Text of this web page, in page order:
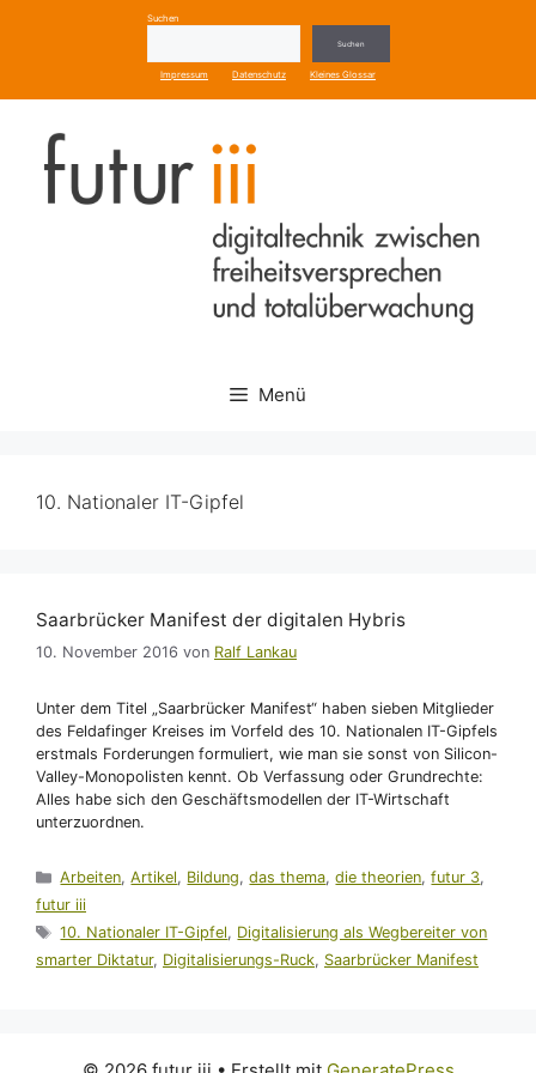
Suchen
Suchen
Impressum Datenschutz Kleines Glossar
Menü
10. Nationaler IT-Gipfel
Saarbrücker Manifest der digitalen Hybris
10. November 2016 von Ralf Lankau
Unter dem Titel „Saarbrücker Manifest“ haben sieben Mitglieder
des Feldafinger Kreises im Vorfeld des 10. Nationalen IT-Gipfels
erstmals Forderungen formuliert, wie man sie sonst von Silicon-
Valley-Monopolisten kennt. Ob Verfassung oder Grundrechte:
Alles habe sich den Geschäftsmodellen der IT-Wirtschaft
unterzuordnen.
Kategorien
Arbeiten,Artikel, Bildung,das thema,die theorien,futur 3,
futur iii
Schlagwörter
10. Nationaler IT-Gipfel, Digitalisierung als Wegbereiter von
smarter Diktatur, Digitalisierungs-Ruck, Saarbrücker Manifest